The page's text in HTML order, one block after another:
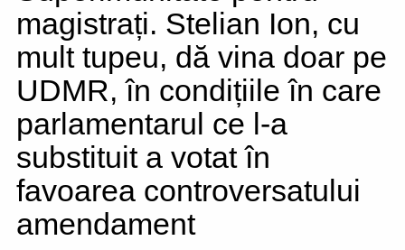
magistrați. Stelian Ion, cu
mult tupeu, dă vina doar pe
UDMR, în condițiile în care
parlamentarul ce l-a
substituit a votat în
favoarea controversatului
amendament